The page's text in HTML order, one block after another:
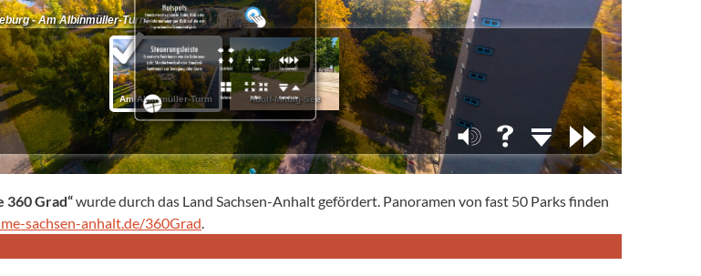
360 Grad“wurde durch das Land Sachsen-Anhalt gefördert. Panoramen von fast 50 Parks finden
sachsen-anhalt.de/360Grad